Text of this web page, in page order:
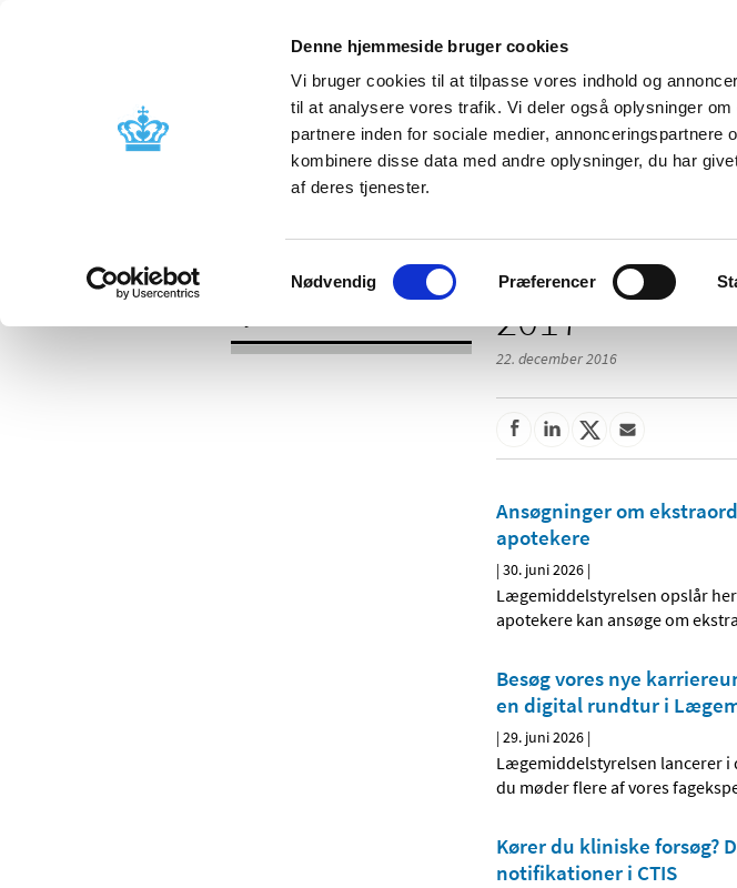
Denne hjemmeside bruger cookies
Vi bruger cookies til at tilpasse vores indhold og
til at analysere vores trafik. Vi deler også oplysninger
partnere inden for sociale medier, annonceringspartnere
kombinere disse data med andre oplysninger, du har
af deres tjenester.
Samtykkevalg
Nødvendig Præferencer
Godkendelse og
Bivirkninger og
produktinformation
Tilskud og
2017
22. december 2016
Ansøgninger om
apotekere
|30. juni 2026 |
Lægemiddelstyrelsen opslår
apotekere kan ansøge om
Besøg vores nye
en digital rundtur i
|29. juni 2026 |
Lægemiddelstyrelsen lancerer i
du møder flere af vores
Kører du kliniske forsøg?
notifikationer i CTIS